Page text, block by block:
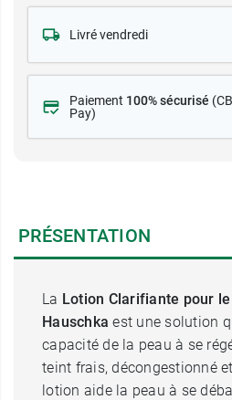
Livré vendredi
Paiement 100% sécurisé (CB
Pay)
PRÉSENTATION
La Lotion Clarifiante pour
Hauschka est une solution
capacité de la peau à se
teint frais, décongestionné
lotion aide la peau à se